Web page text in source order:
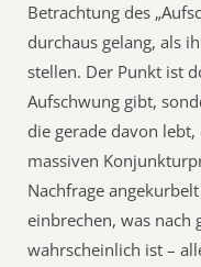
Betrachtung des
durchaus gelang, als
stellen. Der Punkt ist
Aufschwung gibt,
die gerade davon
massiven
Nachfrage
einbrechen, was nach
wahrscheinlich ist –